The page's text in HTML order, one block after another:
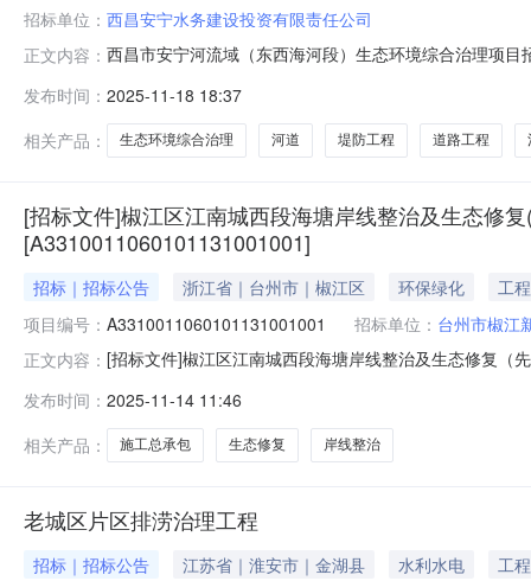
招标单位： 西昌安宁水务建设投资有限责任公司
正文内容： 西昌市安宁河流域（东西海河段）生态环境综合治理项
式叶老师:0834-3205182招标代理机构（如有）联系人
海河
发布时间： 2025-11-18 18:37
相关产品：
生态环境综合治理 河道 堤防工程 道路工程
[招标文件]椒江区江南城西段海塘岸线整治及生态修
[A3310011060101131001001]
招标｜招标公告 浙江省｜台州市｜椒江区 环保绿化
工程
项目编号： A3310011060101131001001 招标单位： 台州市椒江
正文内容： [招标文件]椒江区江南城西段海塘岸线整治及生态修复（
承包）项目代码:2505-331002-04-01-506032标段（包
（包）编号:A
发布时间： 2025-11-14 11:46
相关产品：
施工总承包 生态修复 岸线整治
老城区片区排涝治理工程
招标｜招标公告 江苏省｜淮安市｜金湖县 水利水电
工程